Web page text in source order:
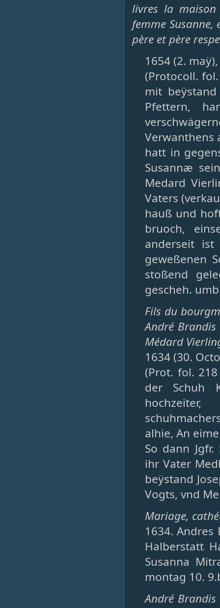
livres la
femme
père et père
1654 (2.
(Protocoll.
mit
Pfettern,
Verwanthens
hatt in
Susannæ
Medard
Vaters
hauß und
bruoch,
anderseit
geweßenen
stoßend
gescheh.
Fils du
André
Médard
1634 (30.
(Prot. fol.
der Schuh
alhie, An
So dann
ihr Vater
beÿstand
Vogts, vnd
Mariage,
1634.
Halberstatt
Susanna
montag 10.
André